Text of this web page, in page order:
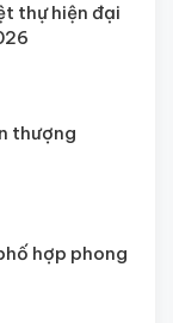
thự hiện đại
thượng
hợp phong